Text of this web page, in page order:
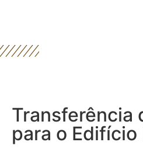
Transferência